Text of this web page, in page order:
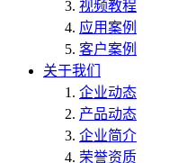
视频教程
应用案例
客户案例
关于我们
企业动态
产品动态
企业简介
荣誉资质